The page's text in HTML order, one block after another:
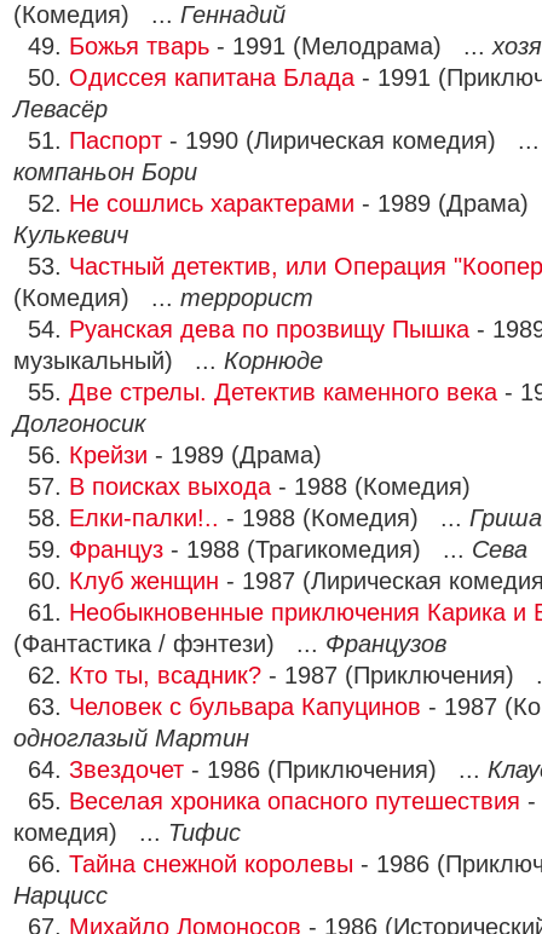
(Комедия) ... Геннадий
49. Божья тварь - 1991 (Мелодрама) ...
50. Одиссея капитана Блада - 1991
Левасёр
51. Паспорт - 1990 (Лирическая комедия)
компаньон Бори
52. Не сошлись характерами - 1989
Кулькевич
53. Частный детектив, или Операция
(Комедия) ... террорист
54. Руанская дева по прозвищу Пышка -
музыкальный) ... Корнюде
55. Две стрелы. Детектив каменного века -
Долгоносик
56. Крейзи - 1989 (Драма)
57. В поисках выхода - 1988 (Комедия)
58. Елки-палки!.. - 1988 (Комедия) ...
59. Француз - 1988 (Трагикомедия) ... Сева
60. Клуб женщин - 1987 (Лирическая
61. Необыкновенные приключения Карика и
(Фантастика / фэнтези) ... Французов
62. Кто ты, всадник? - 1987 (Приключения)
63. Человек с бульвара Капуцинов - 1987
одноглазый Мартин
64. Звездочет - 1986 (Приключения) ...
65. Веселая хроника опасного путешествия -
комедия) ... Тифис
66. Тайна снежной королевы - 1986
Нарцисс
67. Михайло Ломоносов - 1986